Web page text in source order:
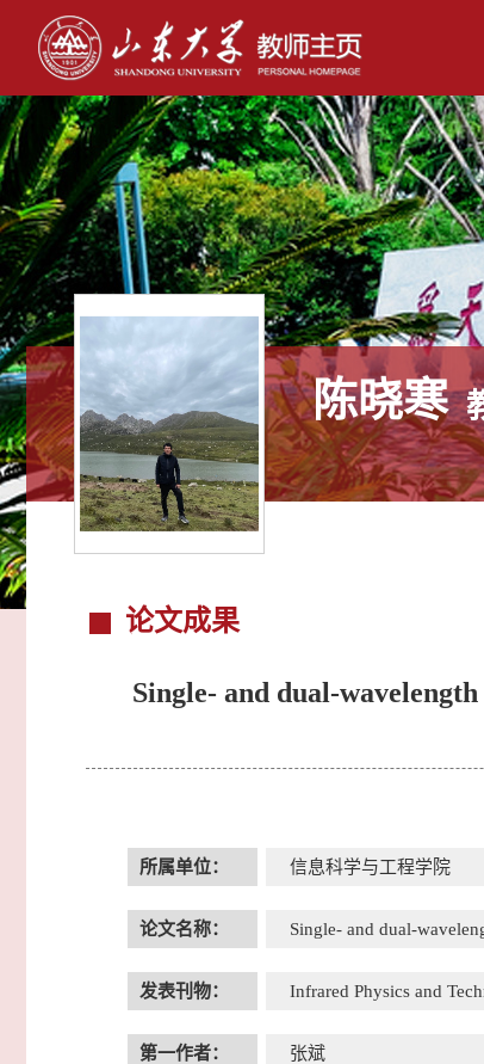
陈晓寒
论文成果
Single- and dual-
所属单位： 信息科学与工程学院
论文名称： Single- and dual-
发表刊物： Infrared Physics and
第一作者： 张斌